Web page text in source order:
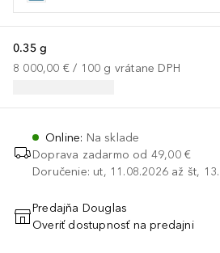
0.35 g
8 000,00 € / 100 g vrátane DPH
Online: Na sklade
Doprava zadarmo od 49,00 €
Doručenie: ut, 11.08.2026 až št,
PRIDAŤ DO
Predajňa Douglas
Overiť dostupnosť na predajni